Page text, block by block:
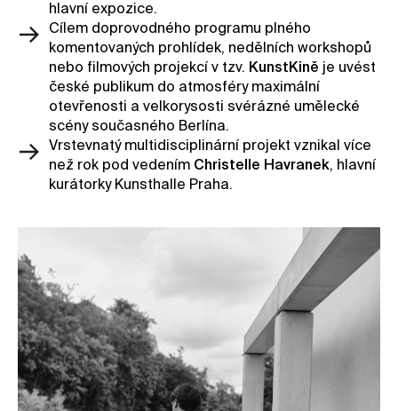
hlavní expozice.
Cílem doprovodného programu plného
komentovaných prohlídek, nedělních workshopů
nebo filmových projekcí v tzv. KunstKině je uvést
české publikum do atmosféry maximální
otevřenosti a velkorysosti svérázné umělecké
scény současného Berlína.
Vrstevnatý multidisciplinární projekt vznikal více
než rok pod vedením Christelle Havranek, hlavní
kurátorky Kunsthalle Praha.